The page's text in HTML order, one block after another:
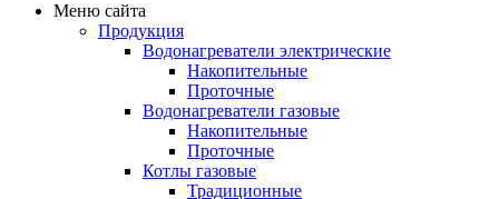
Меню сайта
Продукция
Водонагреватели электрические
Накопительные
Проточные
Водонагреватели газовые
Накопительные
Проточные
Котлы газовые
Традиционные